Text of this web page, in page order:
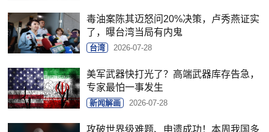
毒油案陈其迈怒问20%决策，卢秀燕证实
了，曝台湾当局有内鬼
台湾 2026-07-28
美军武器快打光了？高端武器库存告急，
专家最怕一事发生
新闻解画 2026-07-28
攻破世界级难题、申遗成功！本周我国多